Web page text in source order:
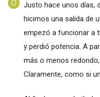
Justo hace unos días,
hicimos una salida de
empezó a funcionar a
y perdió potencia. A
más o menos
Claramente, como si